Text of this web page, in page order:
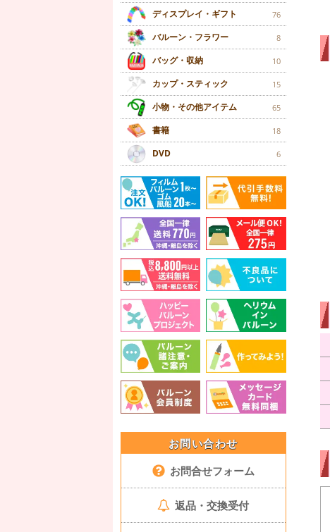
ディスプレイ・ギフト 76
バルーン・フラワー 8
バッグ・収納 10
カップ・スティック 15
小物・その他アイテム 65
書籍 18
DVD 6
お問い合わせ
お問合せフォーム
返品・交換受付